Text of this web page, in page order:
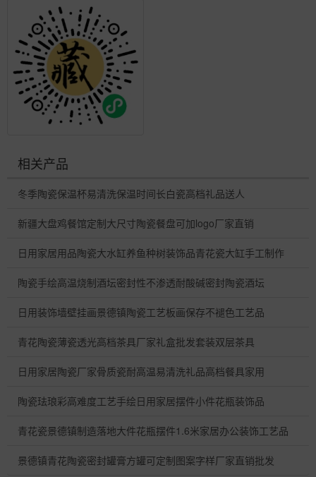
相关产品
冬季陶瓷保温杯易清洗保温时间长白瓷高档礼品送人
新疆大盘鸡餐馆定制大尺寸陶瓷餐盘可加logo厂家直销
日用家居用品陶瓷大水缸养鱼种树装饰品青花瓷大缸手工制作
陶瓷手绘高温烧制酒坛密封性不渗透耐酸碱密封陶瓷酒坛
日用装饰墙壁挂画景德镇陶瓷工艺板画保存不褪色工艺品
青花陶瓷薄瓷透光高档茶具厂家礼盒批发套装双层茶具
日用家居陶瓷厂家骨质瓷耐高温易清洗礼品高档餐具家用
陶瓷珐琅彩高难度工艺手绘日用家居摆件小件花瓶装饰品
青花瓷景德镇制造落地大件花瓶摆件1.6米家居办公装饰工艺品
景德镇青花陶瓷密封罐膏方罐可定制图案字样厂家直销批发